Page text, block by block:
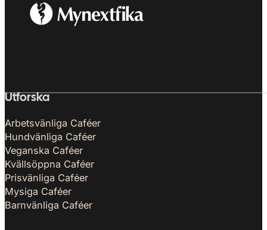
Utforska
Arbetsvänliga Caféer
Hundvänliga Caféer
Veganska Caféer
Kvällsöppna Caféer
Prisvänliga Caféer
Mysiga Caféer
Barnvänliga Caféer